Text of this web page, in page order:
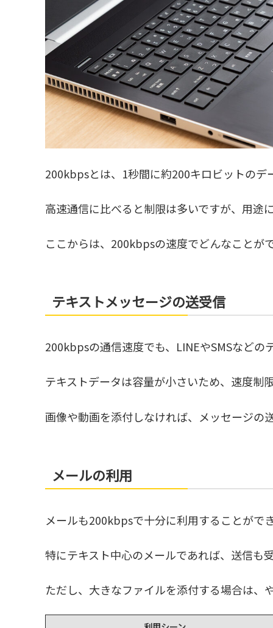
200kbpsとは、1秒間に約200キロビットの
高速通信に比べると制限は多いですが、用途
ここからは、200kbpsの速度でどんなことが
テキストメッセージの送受信
200kbpsの通信速度でも、LINEやSMSなど
テキストデータは容量が小さいため、速度制
画像や動画を添付しなければ、メッセージの
メールの利用
メールも200kbpsで十分に利用することがで
特にテキスト中心のメールであれば、送信も
ただし、大きなファイルを添付する場合は、